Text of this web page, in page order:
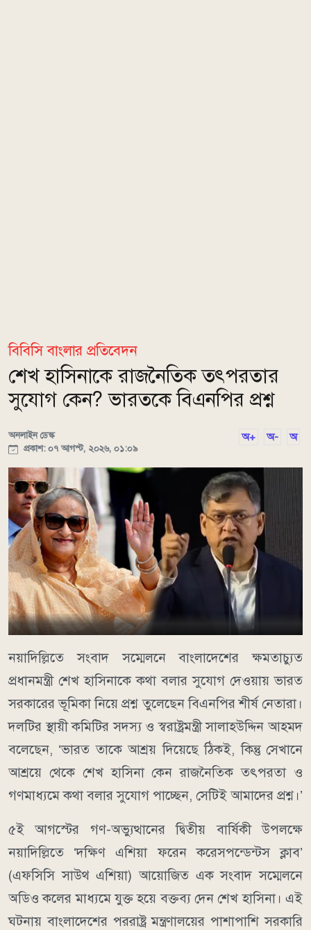
বিবিসি বাংলার প্রতিবেদন
শেখ হাসিনাকে রাজনৈতিক তৎপরতার
সুযোগ কেন? ভারতকে বিএনপির প্রশ্ন
অনলাইন ডেস্ক
প্রকাশ: ০৭ আগস্ট, ২০২৬, ০১:০৯
অ+ অ- অ
নয়াদিল্লিতে সংবাদ সম্মেলনে বাংলাদেশের ক্ষমতাচ্যুত
প্রধানমন্ত্রী শেখ হাসিনাকে কথা বলার সুযোগ দেওয়ায় ভারত
সরকারের ভূমিকা নিয়ে প্রশ্ন তুলেছেন বিএনপির শীর্ষ নেতারা।
দলটির স্থায়ী কমিটির সদস্য ও স্বরাষ্ট্রমন্ত্রী সালাহউদ্দিন আহমদ
বলেছেন, ‘ভারত তাকে আশ্রয় দিয়েছে ঠিকই, কিন্তু সেখানে
আশ্রয়ে থেকে শেখ হাসিনা কেন রাজনৈতিক তৎপরতা ও
গণমাধ্যমে কথা বলার সুযোগ পাচ্ছেন, সেটিই আমাদের প্রশ্ন।’
৫ই আগস্টের গণ-অভ্যুত্থানের দ্বিতীয় বার্ষিকী উপলক্ষে
নয়াদিল্লিতে ‘দক্ষিণ এশিয়া ফরেন করেসপন্ডেন্টস ক্লাব’
(এফসিসি সাউথ এশিয়া) আয়োজিত এক সংবাদ সম্মেলনে
অডিও কলের মাধ্যমে যুক্ত হয়ে বক্তব্য দেন শেখ হাসিনা। এই
ঘটনায় বাংলাদেশের পররাষ্ট্র মন্ত্রণালয়ের পাশাপাশি সরকারি